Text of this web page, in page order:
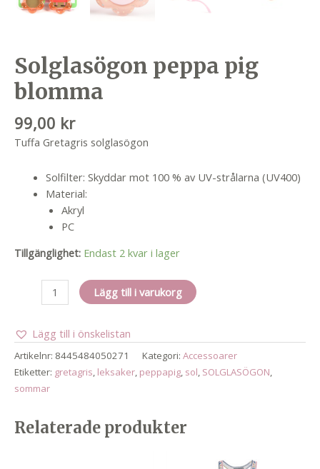
Solglasögon peppa pig
blomma
99,00 kr
Tuffa Gretagris solglasögon
Solfilter: Skyddar mot 100 % av UV-strålarna (UV400)
Material:
Akryl
PC
Tillgänglighet: Endast 2 kvar i lager
Solglasögon
peppa
blomma
mängd
Lägg till i varukorg
Lägg till i önskelistan
Artikelnr: 8445484050271 Kategori: Accessoarer
Etiketter: gretagris, leksaker, peppapig, sol, SOLGLASÖGON,
sommar
Relaterade produkter